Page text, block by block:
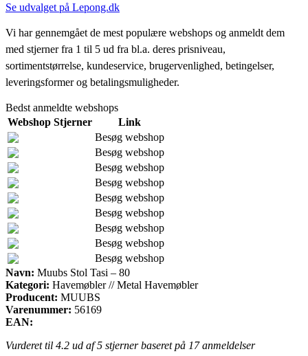
Se udvalget på Lepong.dk
Vi har gennemgået de mest populære webshops og anmeldt dem
med stjerner fra 1 til 5 ud fra bl.a. deres prisniveau,
sortimentstørrelse, kundeservice, brugervenlighed, betingelser,
leveringsformer og betalingsmuligheder.
Bedst anmeldte webshops
Webshop Stjerner
Link
Besøg webshop
Besøg webshop
Besøg webshop
Besøg webshop
Besøg webshop
Besøg webshop
Besøg webshop
Besøg webshop
Besøg webshop
Navn: Muubs Stol Tasi – 80
Kategori: Havemøbler // Metal Havemøbler
Producent: MUUBS
Varenummer: 56169
EAN:
Vurderet til 4.2 ud af 5 stjerner baseret på 17anmeldelser